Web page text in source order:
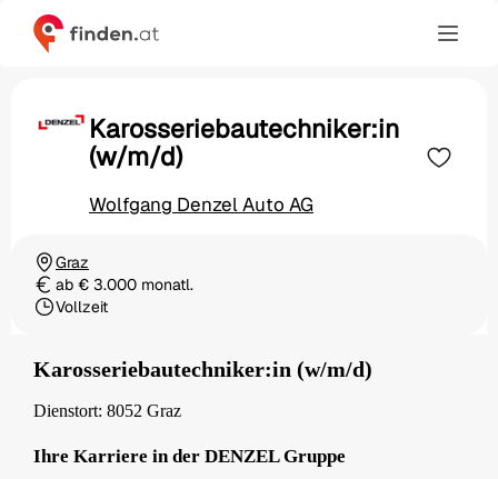
Karosseriebautechniker:in
(w/m/d)
Wolfgang Denzel Auto AG
Ortschaft
Graz
Gehaltab € 3.000 monatl.
Beschäftigungsart
Vollzeit
Karosseriebautechniker:in (w/m/d)
Dienstort: 8052 Graz
Ihre Karriere in der DENZEL Gruppe